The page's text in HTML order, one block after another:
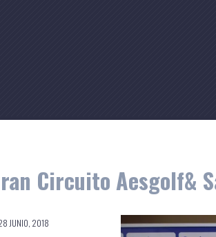
Circuito Aesgolf&
JUNIO, 2018